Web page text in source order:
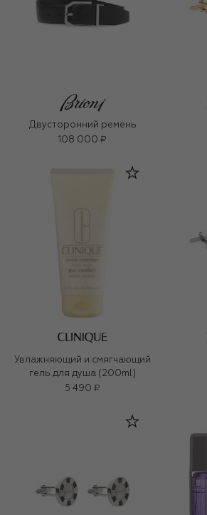
Двусторонний ремень
108 000 ₽
Увлажняющий и смягчающий
гель для душа (200ml)
5 490 ₽